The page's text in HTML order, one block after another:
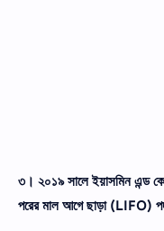
৩। ২০১৯ সালে ইয়াসমিন এন্ড
পরের মাল আগে ছাড়া (LIFO)